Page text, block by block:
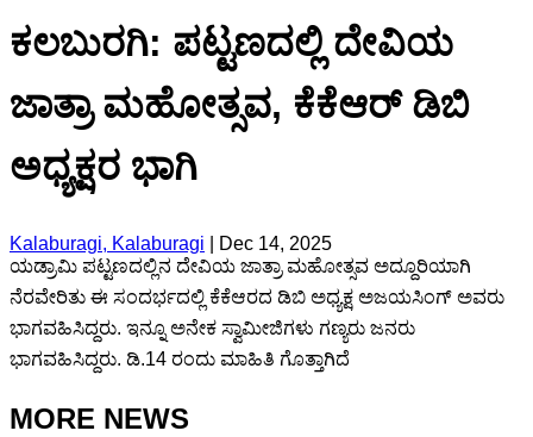
ಕಲಬುರಗಿ: ಪಟ್ಟಣದಲ್ಲಿ ದೇವಿಯ
ಜಾತ್ರಾ ಮಹೋತ್ಸವ, ಕೆಕೆಆರ್ ಡಿಬಿ
ಅಧ್ಯಕ್ಷರ ಭಾಗಿ
Kalaburagi, Kalaburagi
Dec 14, 2025
ಯಡ್ರಾಮಿ ಪಟ್ಟಣದಲ್ಲಿನ ದೇವಿಯ ಜಾತ್ರಾ ಮಹೋತ್ಸವ ಅದ್ದೂರಿಯಾಗಿ
ನೆರವೇರಿತು ಈ ಸಂದರ್ಭದಲ್ಲಿ ಕೆಕೆಆರದ ಡಿಬಿ ಅಧ್ಯಕ್ಷ ಅಜಯಸಿಂಗ್ ಅವರು
ಭಾಗವಹಿಸಿದ್ದರು. ಇನ್ನೂ ಅನೇಕ ಸ್ವಾಮೀಜಿಗಳು ಗಣ್ಯರು ಜನರು
ಭಾಗವಹಿಸಿದ್ದರು. ಡಿ.14 ರಂದು ಮಾಹಿತಿ ಗೊತ್ತಾಗಿದೆ
MORE NEWS